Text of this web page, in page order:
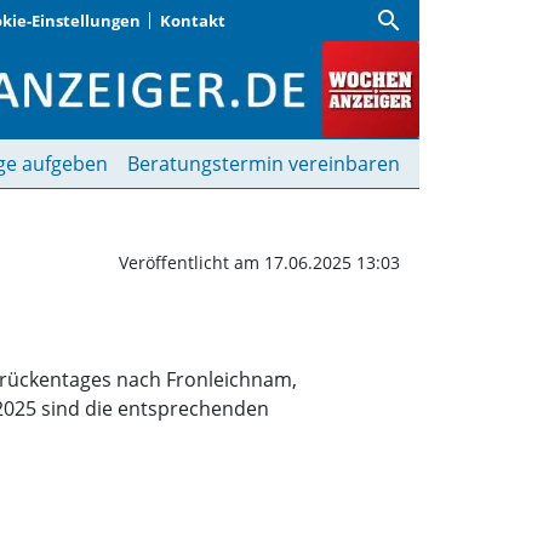
Einstellungen Kontakt search
geschlossen |
aufgeben Beratungstermin vereinbaren
Veröffentlicht am 17.06.2025 13:03
nach Fronleichnam,
sind die entsprechenden